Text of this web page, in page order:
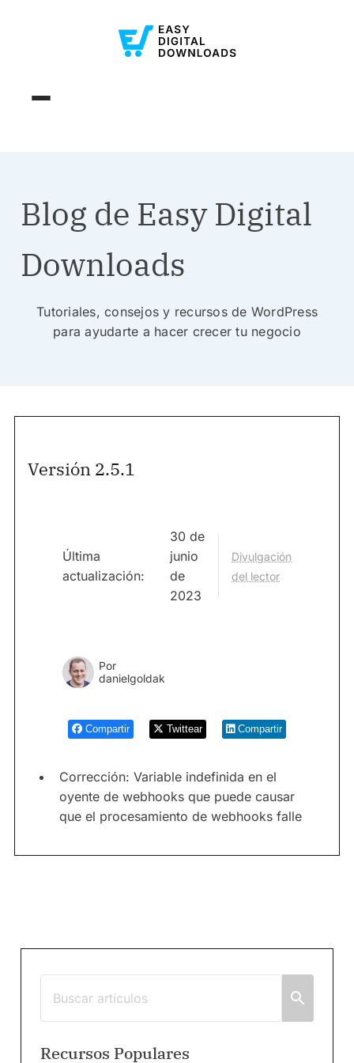
Blog de Easy Digital
Downloads
Tutoriales, consejos y recursos de WordPress
para ayudarte a hacer crecer tu negocio
Versión 2.5.1
Última
actualización:
30 de
junio
de
2023
Divulgación
del lector
Por
danielgoldak
Compartir Twittear Compartir
Corrección: Variable indefinida en el
oyente de webhooks que puede causar
que el procesamiento de webhooks falle
Recursos Populares